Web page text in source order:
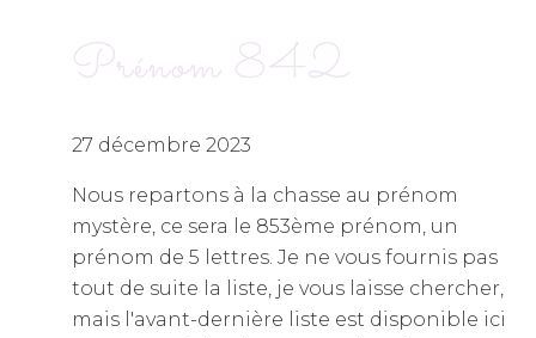
Prénom 842
27 décembre 2023
Nous repartons à la chasse au prénom
mystère, ce sera le 853ème prénom, un
prénom de 5 lettres. Je ne vous fournis pas
tout de suite la liste, je vous laisse chercher,
mais l'avant-dernière liste est disponible ici